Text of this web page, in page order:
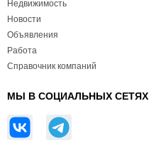
Недвижимость
Новости
Объявления
Работа
Справочник компаний
МЫ В СОЦИАЛЬНЫХ СЕТЯХ